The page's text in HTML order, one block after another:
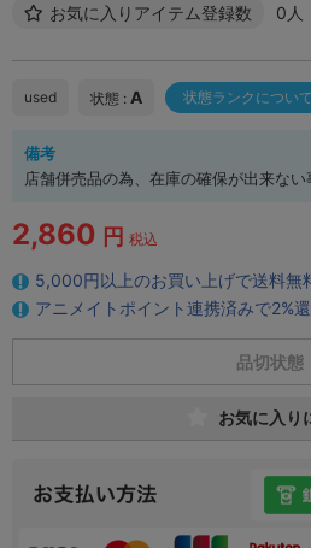
お気に入りアイテム登録数 0人
used 状態 : A 状態ランクについて
備考
店舗併売品の為、在庫の確保が出来ない
2,860 円 税込
5,000円以上のお買い上げで送料無
アニメイトポイント連携済みで2%還
品切状態
お気に入り